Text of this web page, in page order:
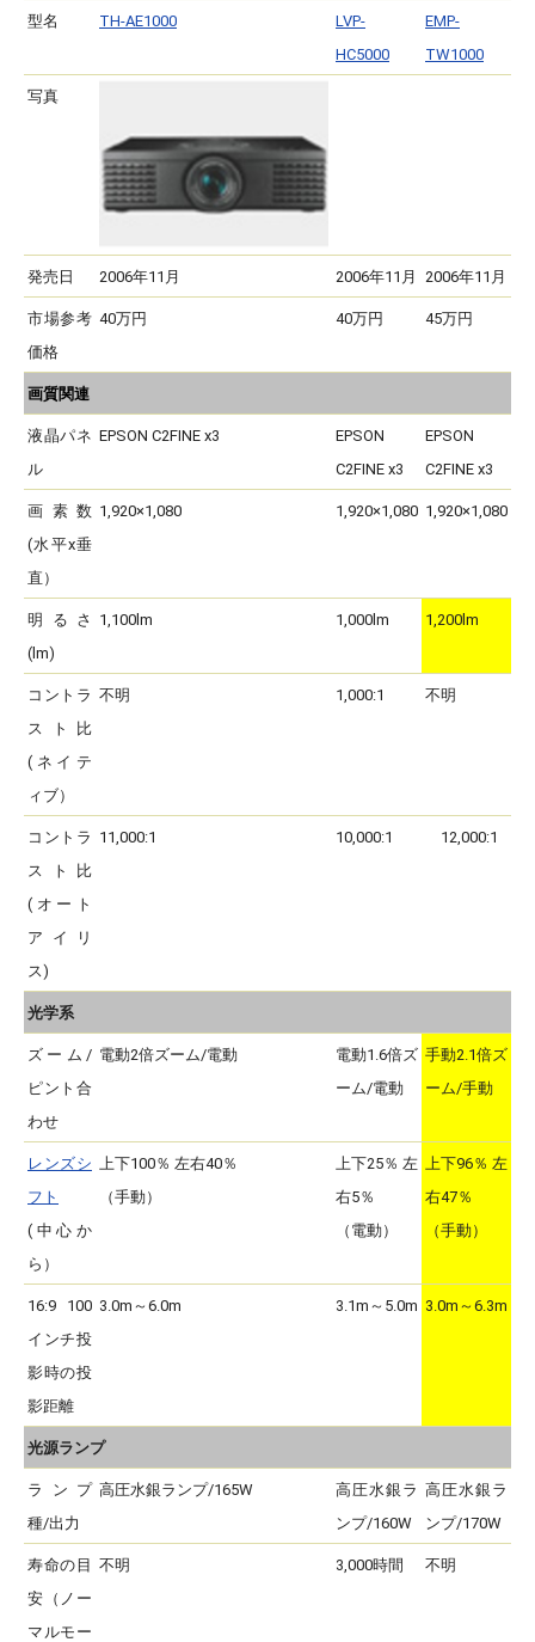
型名 TH-AE1000
LVP-
HC5000
EMP-
TW1000
写真
発売日 2006年11月 2006年11月 2006年11月
市場参考
価格
40万円 40万円 45万円
画質関連
液晶パネ
ル
EPSON C2FINE x3
EPSON
C2FINE x3
EPSON
C2FINE x3
画素数
(水平x垂
直）
1,920×1,080 1,920×1,080 1,920×1,080
明るさ
(lm)
1,100lm 1,000lm 1,200lm
コントラ
スト比
(ネイテ
ィブ）
不明 1,000:1 不明
コントラ
スト比
(オート
アイリ
ス)
11,000:1 10,000:1 12,000:1
光学系
ズーム/
ピント合
わせ
電動2倍ズーム/電動
電動1.6倍ズ
ーム/電動
手動2.1倍ズ
ーム/手動
レンズシ
フト
(中心か
ら）
上下100％ 左右40％
（手動）
上下25％ 左
右5％
（電動）
上下96％ 左
右47％
（手動）
16:9 100
インチ投
影時の投
影距離
3.0m～6.0m 3.1m～5.0m 3.0m～6.3m
光源ランプ
ランプ
種/出力
高圧水銀ランプ/165W
高圧水銀ラ
ンプ/160W
高圧水銀ラ
ンプ/170W
寿命の目
安（ノー
マルモー
不明 3,000時間 不明